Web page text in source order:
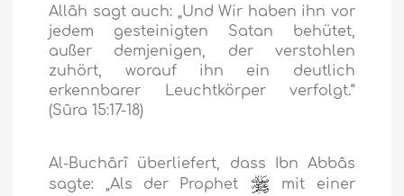
Allâh sagt auch: „Und Wir haben ihn vor
jedem gesteinigten Satan behütet,
außer demjenigen, der verstohlen
zuhört, worauf ihn ein deutlich
erkennbarer Leuchtkörper verfolgt.“
(Sûra 15:17-18)
Al-Buchârî überliefert, dass Ibn Abbâs
sagte: „Als der Prophet
mit einer